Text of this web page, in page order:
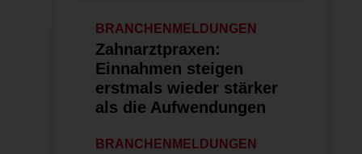
BRANCHENMELDUNGEN
Zahnarztpraxen:
Einnahmen steigen
erstmals wieder stärker
als die Aufwendungen
BRANCHENMELDUNGEN